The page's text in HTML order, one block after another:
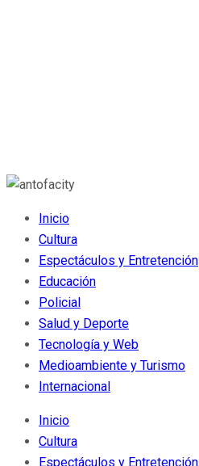
Inicio
Cultura
Espectáculos y Entretención
Educación
Policial
Salud y Deporte
Tecnología y Web
Medioambiente y Turismo
Internacional
Inicio
Cultura
Espectáculos y Entretención